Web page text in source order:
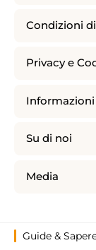
Condizioni
Privacy e
Informazioni
Su di noi
Media
Guide &